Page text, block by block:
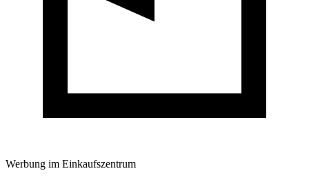
Werbung im Einkaufszentrum